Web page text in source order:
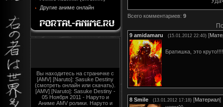
Другие аниме онлайн
Вы находитесь на страничке с
[AMV] [Naruto]: Sasuke Destiny
(смотреть онлайн или скачать).
[AMV] [Naruto]: Sasuke Destiny -
05 Ноября 2011 - Наруто и
Аниме AMV ролики. Наруто и
Всего комментариев: 9
9 amidamaru (15.01.2012 22:40) [
Братишка, это
8 Smile (13.01.2012 17:18) [Материал]